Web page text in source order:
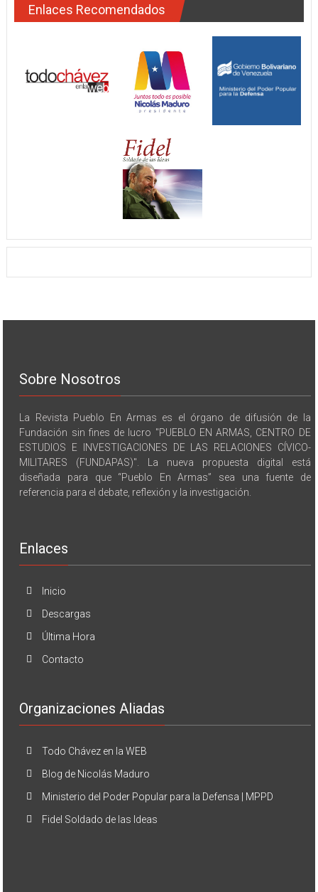
Enlaces Recomendados
Sobre Nosotros
La Revista Pueblo En Armas es el órgano de difusión de la
Fundación sin fines de lucro "PUEBLO EN ARMAS, CENTRO DE
ESTUDIOS E INVESTIGACIONES DE LAS RELACIONES CÍVICO-
MILITARES (FUNDAPAS)". La nueva propuesta digital está
diseñada para que “Pueblo En Armas” sea una fuente de
referencia para el debate, reflexión y la investigación.
Enlaces
Inicio
Descargas
Última Hora
Contacto
Organizaciones Aliadas
Todo Chávez en la WEB
Blog de Nicolás Maduro
Ministerio del Poder Popular para la Defensa | MPPD
Fidel Soldado de las Ideas